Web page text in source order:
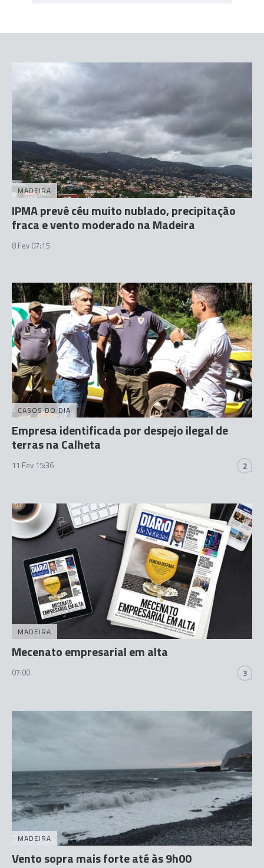
MADEIRA
IPMA prevê céu muito nublado, precipitação
fraca e vento moderado na Madeira
8 Fev 07:15
CASOS DO DIA
Empresa identificada por despejo ilegal de
terras na Calheta
11 Fev 15:36 2
MADEIRA
Mecenato empresarial em alta
07:00 3
MADEIRA
Vento sopra mais forte até às 9h00